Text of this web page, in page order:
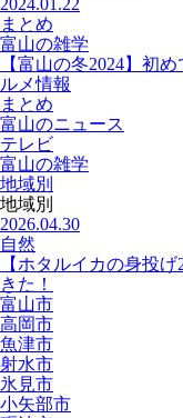
2024.01.22
まとめ
富山の雑学
【富山の冬2024】初
ルメ情報
まとめ
富山のニュース
テレビ
富山の雑学
地域別
地域別
2026.04.30
自然
【ホタルイカの身投
きた！
富山市
高岡市
魚津市
射水市
氷見市
小矢部市